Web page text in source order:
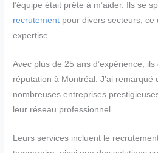
l’équipe était prête à m’aider. Ils se
recrutement pour divers secteurs, ce
expertise.
Avec plus de 25 ans d’expérience,
réputation à Montréal. J’ai remarqué
nombreuses entreprises
leur réseau professionnel.
Leurs services incluent le